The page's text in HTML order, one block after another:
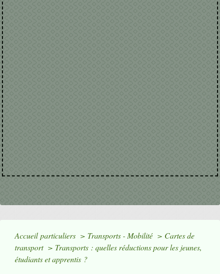
Accueil particuliers > Transports - Mobilité > Cartes de
transport > Transports : quelles réductions pour les jeunes,
étudiants et apprentis ?